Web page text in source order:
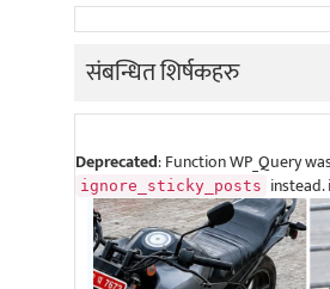
संबन्धित शिर्षकहरु
Deprecated: Function WP_Query
ignore_sticky_posts instead.